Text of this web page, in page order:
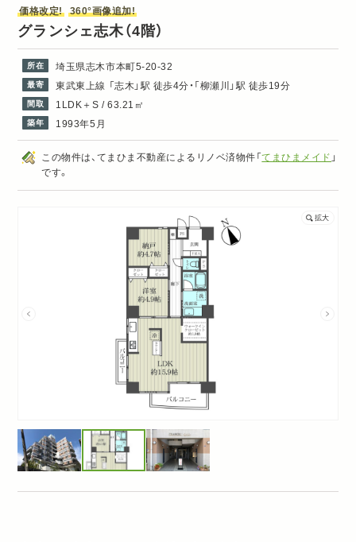
価格改定! 360°画像追加!
グランシェ志木（4階）
所在 埼玉県志木市本町5-20-32
最寄 東武東上線 「志木」駅 徒歩4分・「柳瀬川」駅 徒歩19分
間取 1LDK＋S / 63.21㎡
築年 1993年5月
この物件は、てまひま不動産によるリノベ済物件「てまひまメイド 」
です。
拡大